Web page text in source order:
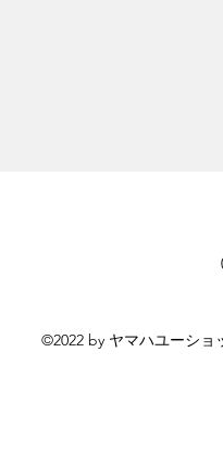
©2022 by ヤマハユーショ